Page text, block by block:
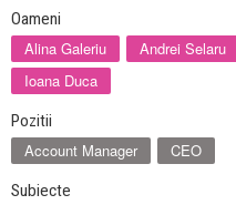
Oameni
Alina Galeriu Andrei Selaru
Ioana Duca
Pozitii
Account Manager CEO
Subiecte